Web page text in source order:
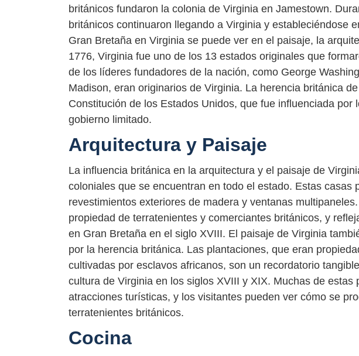
británicos fundaron la colonia de Virginia en Jamestown.
británicos continuaron llegando a Virginia y estableciéndose
Gran Bretaña en Virginia se puede ver en el paisaje, la
1776, Virginia fue uno de los 13 estados originales que
de los líderes fundadores de la nación, como George
Madison, eran originarios de Virginia. La herencia británica
Constitución de los Estados Unidos, que fue influenciada por
gobierno limitado.
Arquitectura y Paisaje
La influencia británica en la arquitectura y el paisaje de
coloniales que se encuentran en todo el estado. Estas casas
revestimientos exteriores de madera y ventanas
propiedad de terratenientes y comerciantes británicos, y
en Gran Bretaña en el siglo XVIII. El paisaje de Virginia
por la herencia británica. Las plantaciones, que eran
cultivadas por esclavos africanos, son un recordatorio
cultura de Virginia en los siglos XVIII y XIX. Muchas de estas
atracciones turísticas, y los visitantes pueden ver cómo se
terratenientes británicos.
Cocina